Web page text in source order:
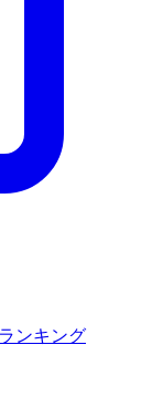
ンキング